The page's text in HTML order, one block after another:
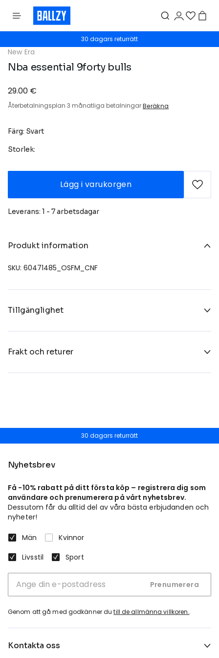
30 dagars returrätt
New Era
Nba essential 9forty bulls
29.00 €
Återbetalningsplan 3 månatliga betalningarBeräkna
Färg: Svart
Storlek:
Lägg i varukorgen
Leverans: 1 - 7 arbetsdagar
Produkt information
SKU: 60471485_OSFM_CNF
Tillgänglighet
Frakt och returer
30 dagars returrätt
Nyhetsbrev
Få -10% rabatt på ditt första köp – registrera dig som
användare och prenumerera på vårt nyhetsbrev.
Dessutom får du alltid del av våra bästa erbjudanden och
nyheter!
Män
Kvinnor
Livsstil
Sport
Prenumerera
Genom att gå med godkänner dutill de allmänna villkoren..
Kontakta oss